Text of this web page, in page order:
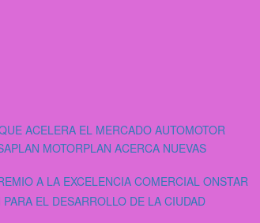
ACELERA EL MERCADO AUTOMOTOR
MOTORPLAN ACERCA NUEVAS
A LA EXCELENCIA COMERCIAL ONSTAR